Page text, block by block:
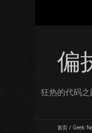
偏
狂热的代码
首页 / Geek